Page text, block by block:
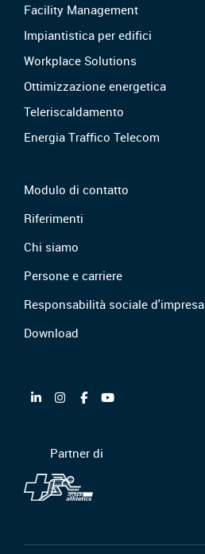
Facility Management
Impiantistica per edifici
Workplace Solutions
Ottimizzazione energetica
Teleriscaldamento
Energia Traffico Telecom
Modulo di contatto
Riferimenti
Chi siamo
Persone e carriere
Responsabilità sociale d'impresa
Download
Partner di